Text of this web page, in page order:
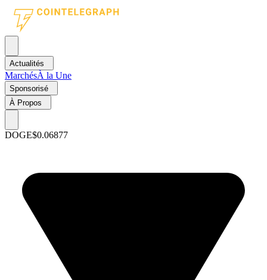
Actualités
MarchésÀ la Une
Sponsorisé
À Propos
DOGE$0.06877